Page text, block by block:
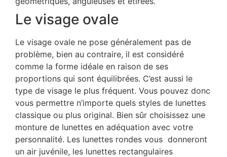
Le visage ovale
Le visage ovale ne pose généralement pas de
problème, bien au contraire, il est considéré
comme la forme idéale en raison de ses
proportions qui sont équilibrées. C’est aussi le
type de visage le plus fréquent. Vous pouvez donc
vous permettre n’importe quels styles de lunettes
classique ou plus original. Bien sûr choisissez une
monture de lunettes en adéquation avec votre
personnalité. Les lunettes rondes vous donneront
un air juvénile, les lunettes rectangulaires